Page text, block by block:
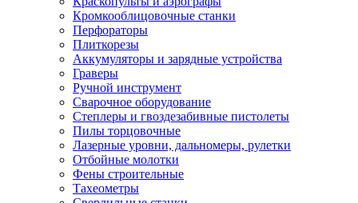
Кромкооблицовочные станки
Перфораторы
Плиткорезы
Аккумуляторы и зарядные устройства
Граверы
Ручной инструмент
Сварочное оборудование
Степлеры и гвоздезабивные пистолеты
Пилы торцовочные
Лазерные уровни, дальномеры, рулетки
Отбойные молотки
Фены строительные
Тахеометры